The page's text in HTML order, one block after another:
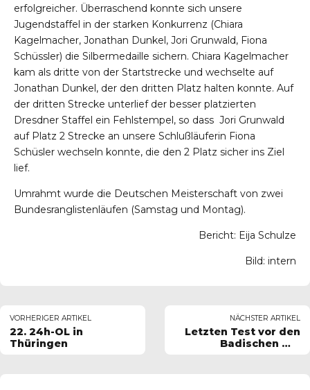
erfolgreicher. Überraschend konnte sich unsere
Jugendstaffel in der starken Konkurrenz (Chiara
Kagelmacher, Jonathan Dunkel, Jori Grunwald, Fiona
Schüssler) die Silbermedaille sichern. Chiara Kagelmacher
kam als dritte von der Startstrecke und wechselte auf
Jonathan Dunkel, der den dritten Platz halten konnte. Auf
der dritten Strecke unterlief der besser platzierten
Dresdner Staffel ein Fehlstempel, so dass Jori Grunwald
auf Platz 2 Strecke an unsere Schlußläuferin Fiona
Schüsler wechseln konnte, die den 2 Platz sicher ins Ziel
lief.
Umrahmt wurde die Deutschen Meisterschaft von zwei
Bundesranglistenläufen (Samstag und Montag).
Bericht: Eija Schulze
Bild: intern
VORHERIGER ARTIKEL
22. 24h-OL in
Thüringen
NÄCHSTER ARTIKEL
Letzten Test vor den
Badischen mit